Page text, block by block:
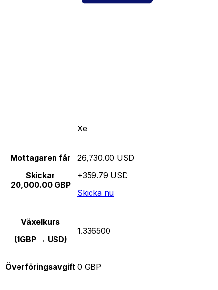
Xe
Mottagaren får
Skickar
20,000.00 GBP
26,730.00 USD
+359.79 USD
Skicka nu
Växelkurs
(1GBP → USD)
1.336500
Överföringsavgift 0 GBP